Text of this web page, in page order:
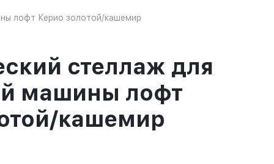
лофт Керио золотой/кашемир
стеллаж для
машины лофт
кашемир